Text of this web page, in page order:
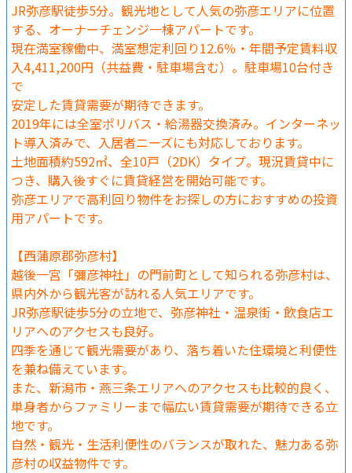
JR弥彦駅徒歩5分。観光地として人気の弥彦エリアに位置
する、オーナーチェンジ一棟アパートです。
現在満室稼働中、満室想定利回り12.6％・年間予定賃料収
入4,411,200円（共益費・駐車場含む）。駐車場10台付き
で
安定した賃貸需要が期待できます。
2019年には全室ポリバス・給湯器交換済み。インターネッ
ト導入済みで、入居者ニーズにも対応しております。
土地面積約592㎡、全10戸（2DK）タイプ。現況賃貸中に
つき、購入後すぐに賃貸経営を開始可能です。
弥彦エリアで高利回り物件をお探しの方におすすめの投資
用アパートです。
【西蒲原郡弥彦村】
越後一宮「彌彦神社」の門前町として知られる弥彦村は、
県内外から観光客が訪れる人気エリアです。
JR弥彦駅徒歩5分の立地で、弥彦神社・温泉街・飲食店エ
リアへのアクセスも良好。
四季を通じて観光需要があり、落ち着いた住環境と利便性
を兼ね備えています。
また、新潟市・燕三条エリアへのアクセスも比較的良く、
単身者からファミリーまで幅広い賃貸需要が期待できる立
地です。
自然・観光・生活利便性のバランスが取れた、魅力ある弥
彦村の収益物件です。